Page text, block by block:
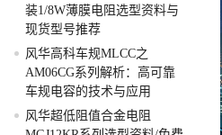
装1/8W薄膜电阻选型资料与
现货型号推荐
风华高科车规MLCC之
AM06CG系列解析：高可靠
车规电容的技术与应用
风华超低阻值合金电阻